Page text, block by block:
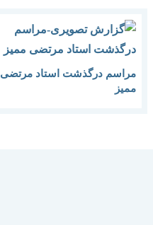
مراسم درگذشت استاد مرتضی
ممیز